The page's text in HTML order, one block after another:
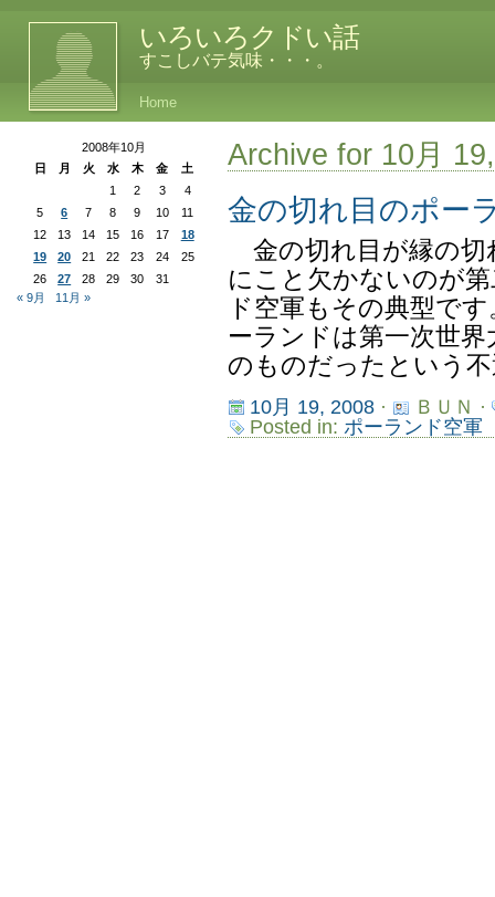
いろいろクドい話
すこしバテ気味・・・。
Home
Archive for 10月
金の切れ目のポー
金の切れ目が縁の切
にこと欠かないのが
ド空軍もその典型で
ーランドは第一次世
のものだったという
10月 19, 2008·
ＢＵＮ ·
Posted in: ポーランド空軍
2008年10月
日
月 火 水 木 金
土
1
2 3
4
5
6 7 8 9 10
11
12
13 14 15 16 17
18
19
20 21 22 23 24
25
26
27 28 29 30
31
« 9月
11月 »